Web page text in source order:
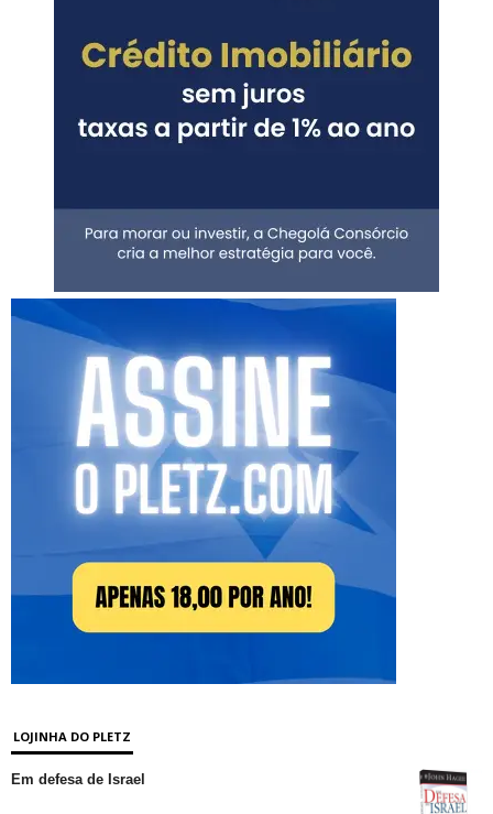
LOJINHA DO PLETZ
Em defesa de Israel